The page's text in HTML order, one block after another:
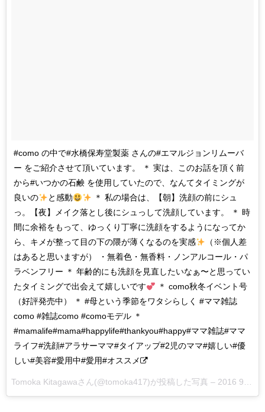
#como の中で#水橋保寿堂製薬 さんの#エマルジョンリムーバ
ー をご紹介させて頂いています。 ＊ 実は、このお話を頂く前
から#いつかの石鹸 を使用していたので、なんてタイミングが
良いの
と感動
＊ 私の場合は、【朝】洗顔の前にシュ
っ。【夜】メイク落とし後にシュっして洗顔しています。 ＊ 時
間に余裕をもって、ゆっくり丁寧に洗顔をするようになってか
ら、キメが整って目の下の隈が薄くなるのを実感
（※個人差
はあると思いますが） ・無着色・無香料・ノンアルコール・パ
ラベンフリー ＊ 年齢的にも洗顔を見直したいなぁ〜と思ってい
たタイミングで出会えて嬉しいです
＊ como秋冬イベント号
（好評発売中） ＊ #母という季節をワタシらしく #ママ雑誌
como #雑誌como #comoモデル ＊
#mamalife#mama#happylife#thankyou#happy#ママ雑誌#ママ
ライフ#洗顔#アラサーママ#タイアップ#2児のママ#嬉しい#優
しい#美容#愛用中#愛用#オススメ
Tomoka Kitagawaさん(@tomoka417)が投稿した写真 – 2016 9月 11 5:02午後 PDT